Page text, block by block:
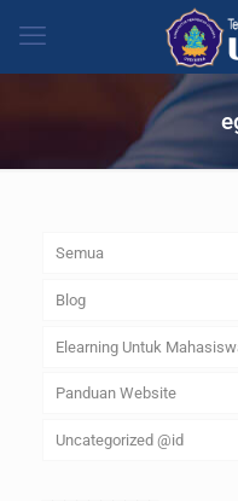
Semua
Blog
Elearning Untuk
Panduan Website
Uncategorized @id